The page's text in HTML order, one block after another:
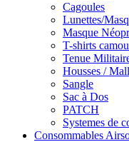
Cagoules
Lunettes/
Masque
T-shirts
Tenue
Housses /
Sangle
Sac à Dos
PATCH
Systemes de
Consommables